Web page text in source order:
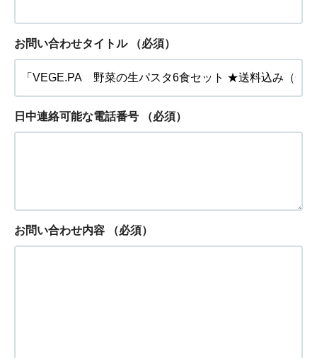
お問い合わせタイトル （必須）
日中連絡可能な電話番号 （必須）
お問い合わせ内容 （必須）